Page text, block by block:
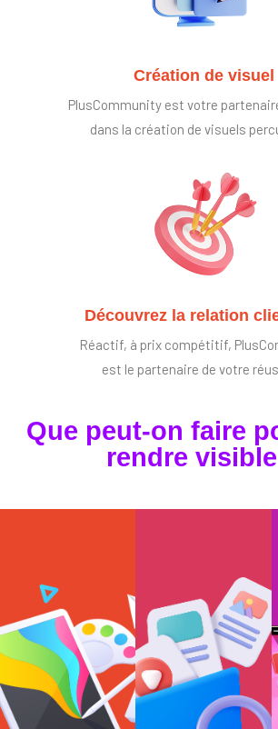
Création de visuel
PlusCommunity est votre
dans la création de visuels
Découvrez la relation
Réactif, à prix compétitif,
est le partenaire de votre
Que peut-on faire
rendre